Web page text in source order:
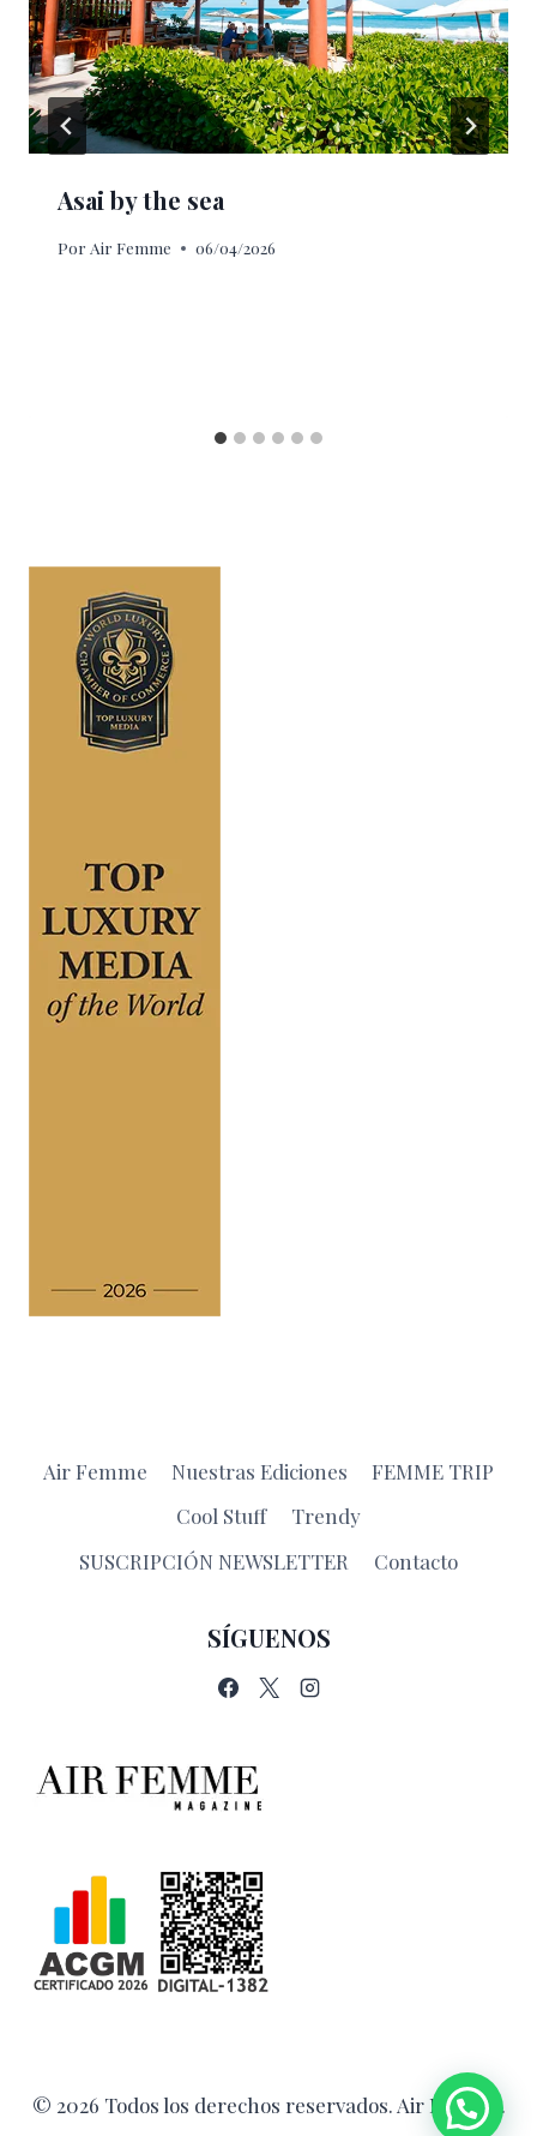
Asai by the sea
Por Air Femme 06/04/2026
Air Femme Nuestras Ediciones
FEMME TRIP
Cool Stuff
Trendy
SUSCRIPCIÓN NEWSLETTER
Contacto
SÍGUENOS
© 2026 Todos los derechos reservados. Air Femme.